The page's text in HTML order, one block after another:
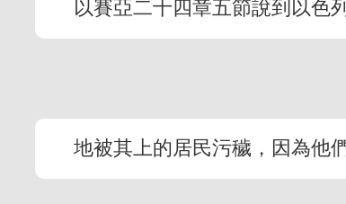
以賽亞二十四章五節說到以色
地被其上的居民污穢，因為他